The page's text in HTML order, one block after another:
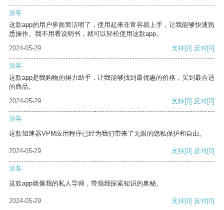
游客
这款app的用户界面简洁明了，使用起来非常容易上手，让我能够快速熟
悉操作。我不用看说明书，就可以轻松使用这款app。
2024-05-29
支持[0] 反对[0]
游客
这款app是我购物的得力助手，让我能够找到最优惠的价格，买到最合适
的商品。
2024-05-29
支持[0] 反对[0]
游客
这款加速器VPM应用程序已经为我们带来了无限的隐私保护和自由。
2024-05-29 支持[0] 反对[0]
游客
这款app就像我的私人导师，带领我探索知识的奥秘。
2024-05-29 支持[0] 反对[0]